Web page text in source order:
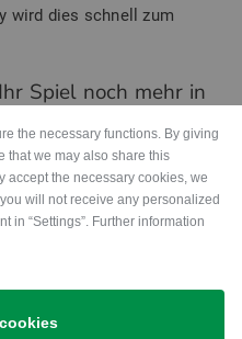
wird dies schnell zum
Spiel noch mehr in
Golf-Trolleys, nicht nur
Auch
Ihrem neuen Freund im
oder Regenschirme
the necessary functions. By giving
that we may also share this
accept the necessary cookies, we
will not receive any personalized
in “Settings”. Further information